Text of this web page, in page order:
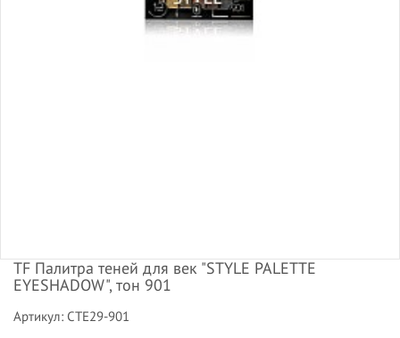
TF Палитра теней для век "STYLE PALETTE
EYESHADOW", тон 901
Артикул: CTE29-901